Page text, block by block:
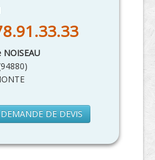
94880)
DE DEVIS